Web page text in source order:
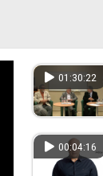
01:30:22
00:04:16